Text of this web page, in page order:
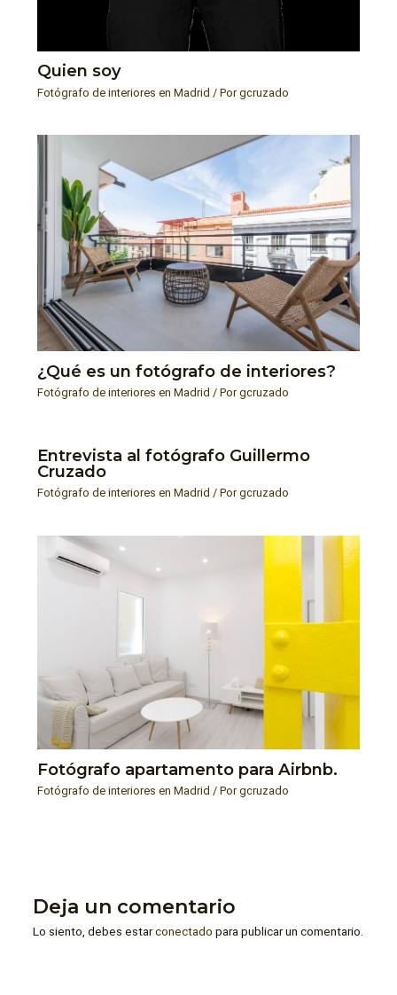
Quien soy
Fotógrafo de interiores en Madrid / Por gcruzado
¿Qué es un fotógrafo de interiores?
Fotógrafo de interiores en Madrid / Por gcruzado
Entrevista al fotógrafo Guillermo
Cruzado
Fotógrafo de interiores en Madrid / Por gcruzado
Fotógrafo apartamento para Airbnb.
Fotógrafo de interiores en Madrid / Por gcruzado
Deja un comentario
Lo siento, debes estarconectado para publicar un comentario.